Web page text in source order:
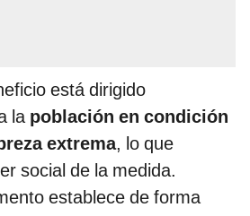
está dirigido
la población en condición
extrema, lo que
social de la medida.
establece de forma